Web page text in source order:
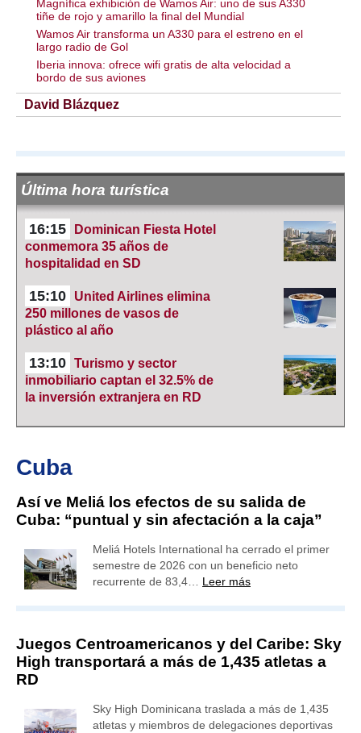
Magnífica exhibición de Wamos Air: uno de sus A330
tiñe de rojo y amarillo la final del Mundial
Wamos Air transforma un A330 para el estreno en el
largo radio de Gol
Iberia innova: ofrece wifi gratis de alta velocidad a
bordo de sus aviones
David Blázquez
Última hora turística
16:15
Dominican Fiesta Hotel
conmemora 35 años de
hospitalidad en SD
15:10
United Airlines elimina
250 millones de vasos de
plástico al año
13:10 Turismo y sector
inmobiliario captan el 32.5% de
la inversión extranjera en RD
Cuba
Así ve Meliá los efectos de su salida de
Cuba: “puntual y sin afectación a la caja”
Meliá Hotels International ha cerrado el primer
semestre de 2026 con un beneficio neto
recurrente de 83,4… Leer más
Juegos Centroamericanos y del Caribe: Sky
High transportará a más de 1,435 atletas a
RD
Sky High Dominicana traslada a más de 1,435
atletas y miembros de delegaciones deportivas